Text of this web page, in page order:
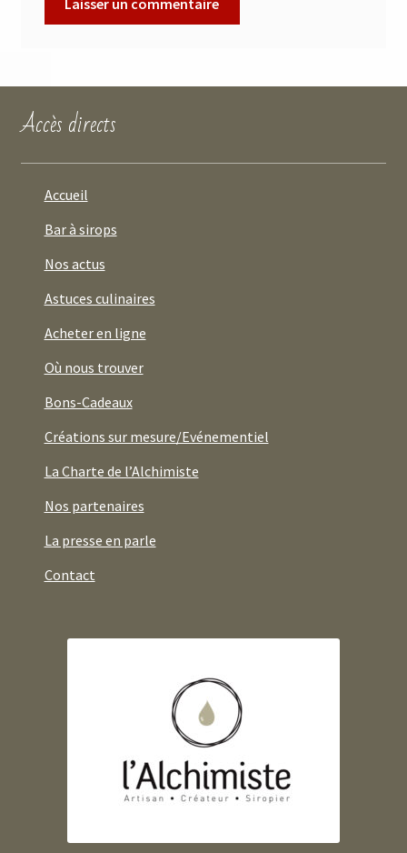
Accès directs
Accueil
Bar à sirops
Nos actus
Astuces culinaires
Acheter en ligne
Où nous trouver
Bons-Cadeaux
Créations sur mesure/Evénementiel
La Charte de l’Alchimiste
Nos partenaires
La presse en parle
Contact